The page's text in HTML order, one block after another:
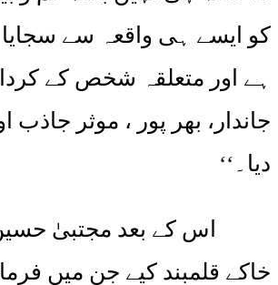
کو ایسے ہی واقعہ سے سجایا
ہے اور متعلقہ شخص کے
جاندار، بھر پور ، موثر جاذب او
دیا۔‘‘
اس کے بعد مجتبیٰ حسین
خاکے قلمبند کیے جن میں